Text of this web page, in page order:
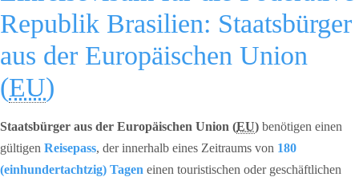
Republik Brasilien: Staatsbürger
aus der Europäischen Union
(EU)
Staatsbürger aus der Europäischen Union (EU) benötigen einen
gültigen Reisepass, der innerhalb eines Zeitraums von 180
(einhundertachtzig) Tagen einen touristischen oder geschäftlichen